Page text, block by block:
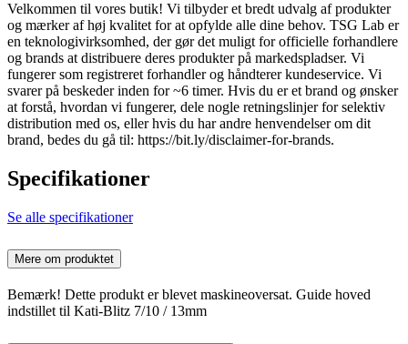
Velkommen til vores butik! Vi tilbyder et bredt udvalg af produkter
og mærker af høj kvalitet for at opfylde alle dine behov. TSG Lab er
en teknologivirksomhed, der gør det muligt for officielle forhandlere
og brands at distribuere deres produkter på markedspladser. Vi
fungerer som registreret forhandler og håndterer kundeservice. Vi
svarer på beskeder inden for ~6 timer. Hvis du er et brand og ønsker
at forstå, hvordan vi fungerer, dele nogle retningslinjer for selektiv
distribution med os, eller hvis du har andre henvendelser om dit
brand, bedes du gå til: https://bit.ly/disclaimer-for-brands.
Specifikationer
Se alle specifikationer
Mere om produktet
Bemærk! Dette produkt er blevet maskineoversat. Guide hoved
indstillet til Kati-Blitz 7/10 / 13mm